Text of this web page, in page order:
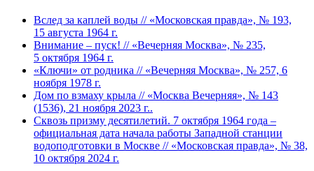
Вслед за каплей воды // «Московская правда», № 193,
15 августа 1964 г.
Внимание – пуск! // «Вечерняя Москва», № 235,
5 октября 1964 г.
«Ключи» от родника // «Вечерняя Москва», № 257, 6
ноября 1978 г.
Дом по взмаху крыла // «Москва Вечерняя», № 143
(1536), 21 ноября 2023 г..
Сквозь призму десятилетий. 7 октября 1964 года –
официальная дата начала работы Западной станции
водоподготовки в Москве // «Московская правда», № 38,
10 октября 2024 г.